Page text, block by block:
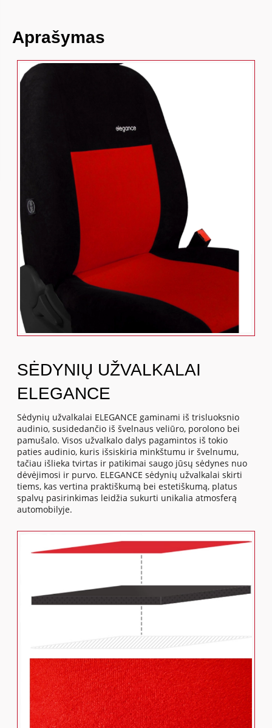
Aprašymas
SĖDYNIŲ UŽVALKALAI
ELEGANCE
Sėdynių užvalkalai ELEGANCE gaminami iš trisluoksnio
audinio, susidedančio iš švelnaus veliūro, porolono bei
pamušalo. Visos užvalkalo dalys pagamintos iš tokio
paties audinio, kuris išsiskiria minkštumu ir švelnumu,
tačiau išlieka tvirtas ir patikimai saugo jūsų sėdynes nuo
dėvėjimosi ir purvo. ELEGANCE sėdynių užvalkalai skirti
tiems, kas vertina praktiškumą bei estetiškumą, platus
spalvų pasirinkimas leidžia sukurti unikalia atmosferą
automobilyje.